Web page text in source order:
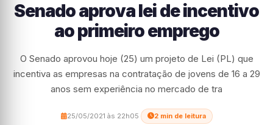
Senado aprova lei de incentivo
ao primeiro emprego
O Senado aprovou hoje (25) um projeto de Lei (PL) que
incentiva as empresas na contratação de jovens de 16 a 29
anos sem experiência no mercado de tra
25/05/2021 às 22h05 2 min de leitura